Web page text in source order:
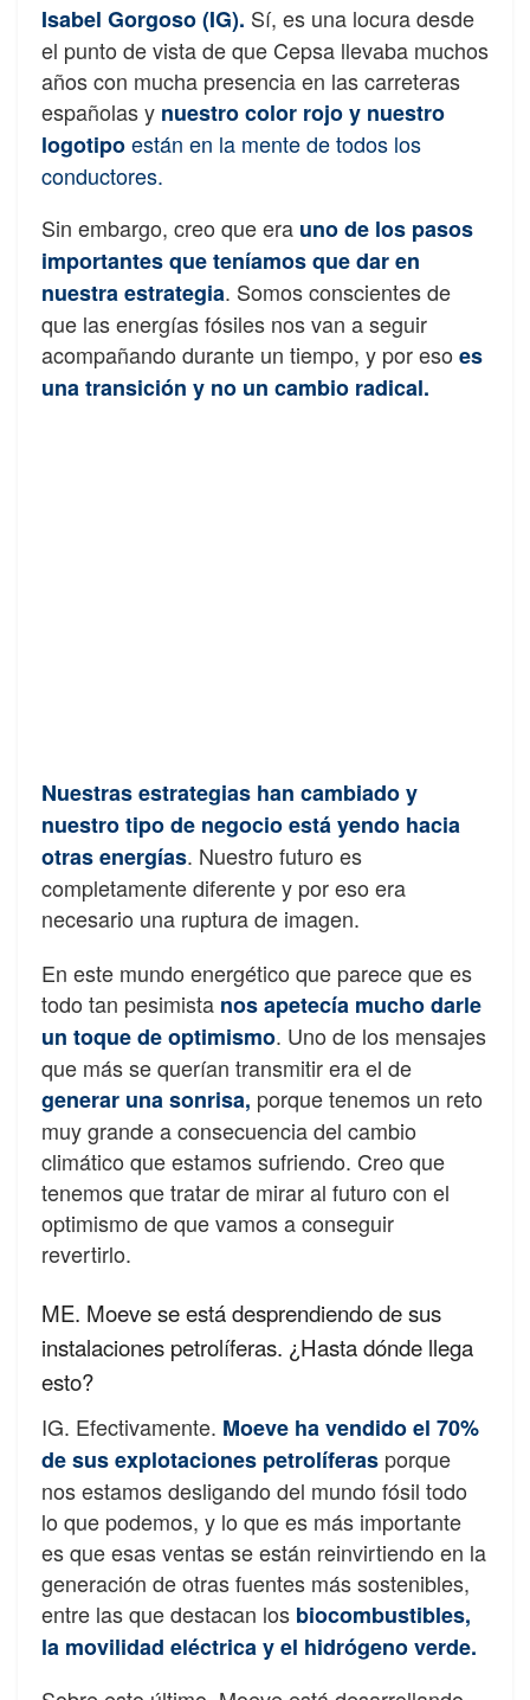
Isabel Gorgoso (IG). Sí, es una locura desde
el punto de vista de que Cepsa llevaba muchos
años con mucha presencia en las carreteras
españolas y nuestro color rojo y nuestro
logotipoestán en la mente de todos los
conductores.
Sin embargo, creo queera uno de los pasos
importantes que teníamos que dar en
nuestra estrategia. Somos conscientes de
que las energías fósiles nos van a seguir
acompañando durante un tiempo, y por eso es
una transición y no un cambio radical.
Nuestras estrategias han cambiado y
nuestro tipo de negocio está yendo hacia
otras energías. Nuestro futuro es
completamente diferente y por eso era
necesario una ruptura de imagen.
En este mundo energético que parece que es
todo tan pesimista nos apetecía mucho darle
un toque de optimismo. Uno de los mensajes
que más se querían transmitir era el de
generar una sonrisa, porque tenemos un reto
muy grande a consecuencia del cambio
climático que estamos sufriendo. Creo que
tenemos que tratar de mirar al futuro con el
optimismo de que vamos a conseguir
revertirlo.
ME. Moeve se está desprendiendo de sus
instalaciones petrolíferas. ¿Hasta dónde llega
esto?
IG. Efectivamente. Moeve ha vendido el 70%
de sus explotaciones petrolíferas porque
nos estamos desligando del mundo fósil todo
lo que podemos, y lo que es más importante
es queesas ventas se están reinvirtiendo en la
generación de otras fuentes más sostenibles,
entre las que destacan los biocombustibles,
la movilidad eléctrica y el hidrógeno verde.